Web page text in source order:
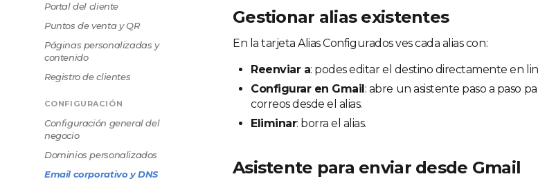
Portal del cliente
Puntos de venta y QR
Páginas personalizadas y
contenido
Registro de clientes
CONFIGURACIÓN
Configuración general del
negocio
Dominios personalizados
Email corporativo y DNS
Gestionar alias existentes
En la tarjeta Alias Configurados ves cada alias con:
Reenviar a: podes editar el destino directamente en
Configurar en Gmail: abre un asistente paso a paso
correos desde el alias.
Eliminar: borra el alias.
Asistente para enviar desde Gmail